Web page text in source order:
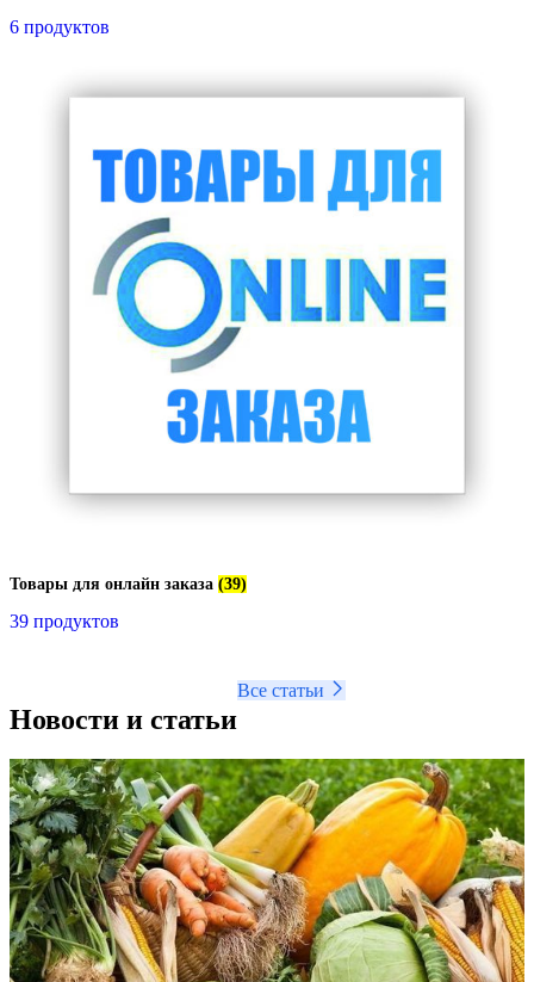
6 продуктов
Товары для онлайн заказа (39)
39 продуктов
Новости и статьи​
Все статьи